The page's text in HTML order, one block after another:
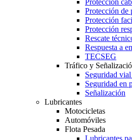
Protección
Protección de
Protección
Protección
Rescate
Respuesta a
TECSEG
Tráfico y
Seguridad
Seguridad en
Señalización
Lubricantes
Motocicletas
Automóviles
Flota Pesada
Lubricantes